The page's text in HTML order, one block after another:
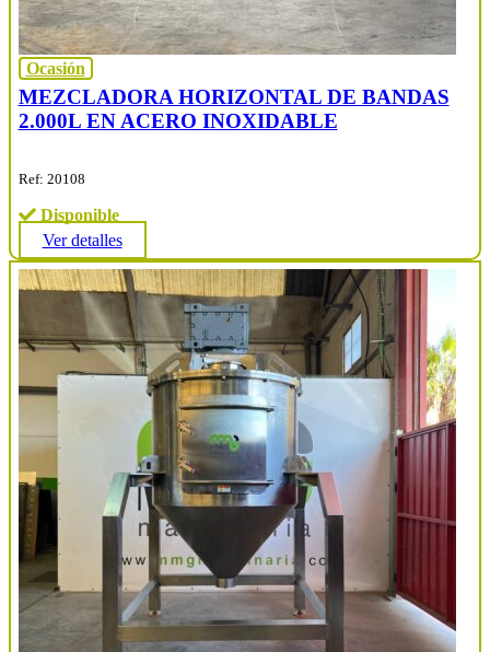
Ocasión
MEZCLADORA HORIZONTAL DE BANDAS
2.000L EN ACERO INOXIDABLE
Ref: 20108
Disponible
Ver detalles